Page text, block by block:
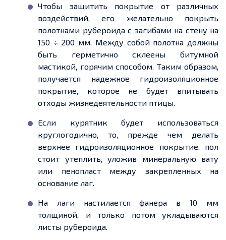
Чтобы защитить покрытие от различных
воздействий, его желательно покрыть
полотнами рубероида с загибами на стену на
150 ÷ 200 мм. Между собой полотна должны
быть герметично склеены битумной
мастикой, горячим способом. Таким образом,
получается надежное гидроизоляционное
покрытие, которое не будет впитывать
отходы жизнедеятельности птицы.
Если курятник будет использоваться
круглогодично, то, прежде чем делать
верхнее гидроизоляционное покрытие, пол
стоит утеплить, уложив минеральную вату
или пенопласт между закрепленных на
основание лаг.
На лаги настилается фанера в 10 мм
толщиной, и только потом укладываются
листы рубероида.